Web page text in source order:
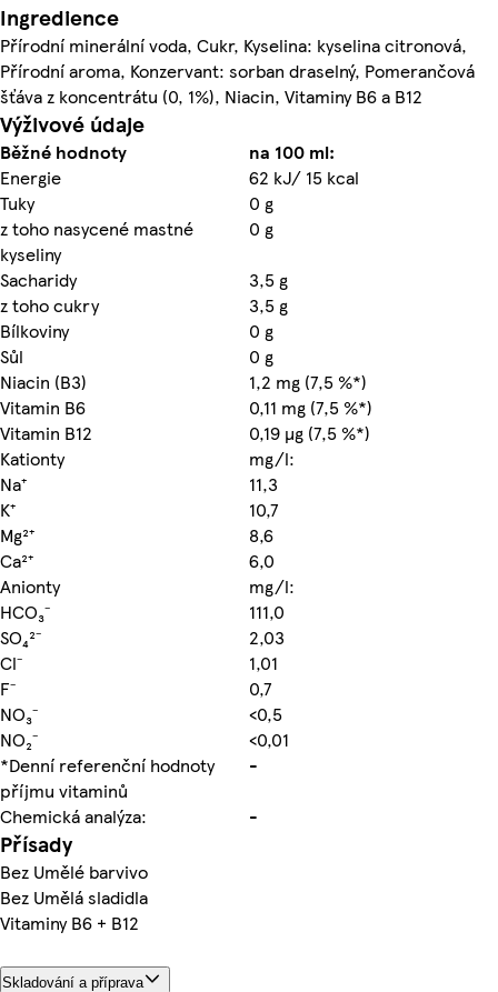
Ingredience
Přírodní minerální voda, Cukr, Kyselina: kyselina citronová,
Přírodní aroma, Konzervant: sorban draselný, Pomerančová
šťáva z koncentrátu (0, 1%), Niacin, Vitaminy B6 a B12
Výživové údaje
Běžné hodnoty
na 100 ml:
Energie
62 kJ/ 15 kcal
Tuky
0 g
z toho nasycené mastné
kyseliny
0 g
Sacharidy
3,5 g
z toho cukry
3,5 g
Bílkoviny
0 g
Sůl
0 g
Niacin (B3)
1,2 mg (7,5 %*)
Vitamin B6
0,11 mg (7,5 %*)
Vitamin B12
0,19 µg (7,5 %*)
Kationty
mg/l:
Na⁺
11,3
K⁺
10,7
Mg²⁺
8,6
Ca²⁺
6,0
Anionty
mg/l:
HCO₃⁻
111,0
SO₄²⁻
2,03
Cl⁻
1,01
F⁻
0,7
NO₃⁻
<0,5
NO₂⁻
<0,01
*Denní referenční hodnoty
příjmu vitaminů
-
Chemická analýza:
-
Přísady
Bez Umělé barvivo
Bez Umělá sladidla
Vitaminy B6 + B12
Skladování a příprava